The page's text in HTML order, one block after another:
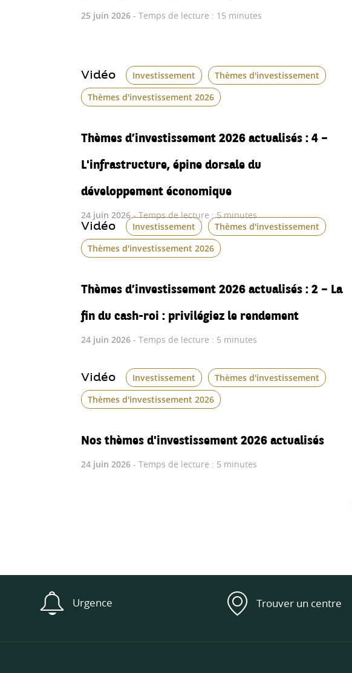
25 juin 2026 - Temps de lecture : 15 minutes
Vidéo Investissement
Thèmes d'investissement
Thèmes d'investissement 2026
Thèmes d’investissement 2026 actualisés : 4 –
L'infrastructure, épine dorsale du
développement économique
24 juin 2026- Temps de lecture : 5 minutes
Vidéo Investissement
Thèmes d'investissement
Thèmes d'investissement 2026
Thèmes d’investissement 2026 actualisés : 2 – La
fin du cash-roi : privilégiez le rendement
24 juin 2026 - Temps de lecture : 5 minutes
Vidéo Investissement
Thèmes d'investissement
Thèmes d'investissement 2026
Nos thèmes d'investissement 2026 actualisés
24 juin 2026 - Temps de lecture : 5 minutes
Urgence Trouver un centre